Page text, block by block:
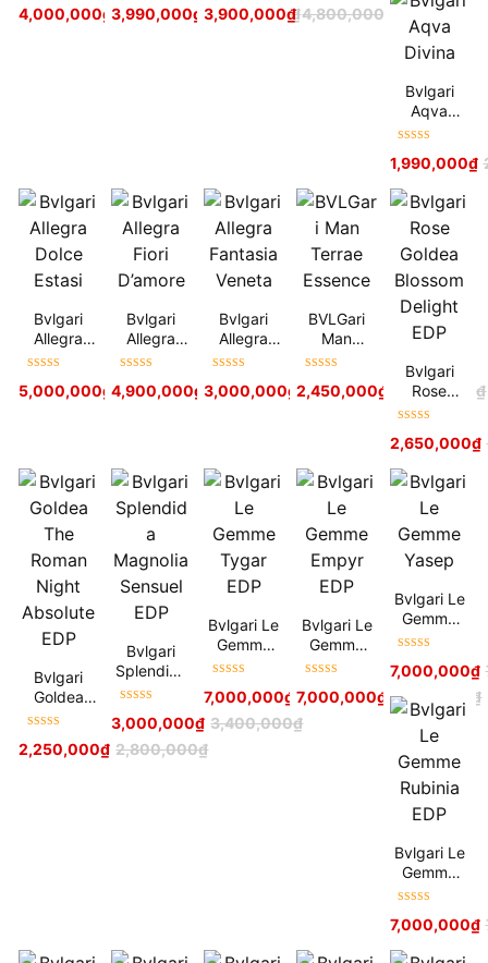
Essence
hạng5sao 4,900,000 ₫
4,000,000₫ Essence
hạng5sao 4,900,000₫
3,990,000₫
Essence
hạng5sao 4,800,000
3,900,000₫
Bvlgari
Aqva
Divina
hạng5sao
1,990,000₫
Bvlgari
Allegra
Dolce
hạng5sao 5,800,000 ₫
5,000,000₫
Bvlgari
Allegra
Fiori
hạng5sao 5,500,000 ₫
4,900,000₫
Bvlgari
Allegra
Fantasia
hạng5sao 3,800,000
3,000,000₫
BVLGari
Man
Terrae
hạng5sao 2,900,000₫
2,450,000₫
Bvlgari
Rose
Goldea
Delight
hạng5sao
2,650,000₫
Bvlgari
Goldea
The
Night
hạng5sao 2,800,000₫
2,250,000₫
Bvlgari
Splendida
Magnolia
EDP
hạng5sao 3,400,000₫
3,000,000₫
Bvlgari Le
Gemme
Tygar EDP
hạng5sao 7,900,000₫
7,000,000₫
Bvlgari Le
Gemme
Empyr EDP
hạng5sao 7,900,000 ₫
7,000,000₫
Bvlgari Le
Gemme
Yasep
hạng5sao
7,000,000₫
Bvlgari Le
Gemme
Rubinia
hạng5sao
7,000,000₫